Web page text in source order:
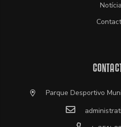
Parque Desportivo